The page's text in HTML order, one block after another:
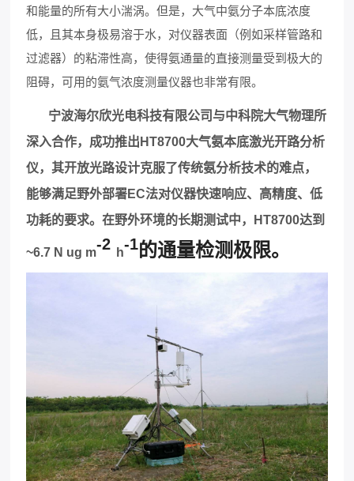
和能量的所有大小湍涡。但是，大气中氨分子本底浓度
低，且其本身极易溶于水，对仪器表面（例如采样管路和
过滤器）的粘滞性高，使得氨通量的直接测量受到极大的
阻碍，可用的氨气浓度测量仪器也非常有限。
宁波海尔欣光电科技有限公司与中科院大气物理所
深入合作，成功推出 HT8700大气氨本底激光开路分析
仪，其开放光路设计克服了传统氨分析技术的难点，
能够满足野外部署EC法对仪器快速响应、高精度、低
功耗的要求。在野外环境的长期测试中，
HT8700达到
~6.7 N ug m-2 h-1的通量检测极限。